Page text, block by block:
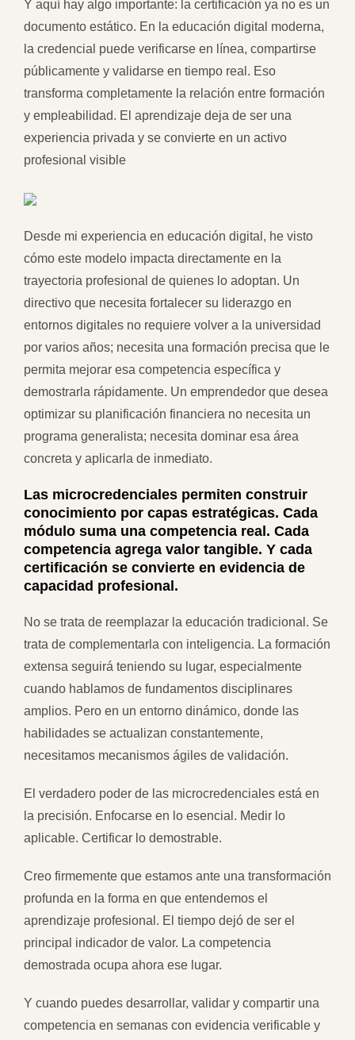
Y aquí hay algo importante: la certificación ya no es un
documento estático. En la educación digital moderna,
la credencial puede verificarse en línea, compartirse
públicamente y validarse en tiempo real. Eso
transforma completamente la relación entre formación
y empleabilidad. El aprendizaje deja de ser una
experiencia privada y se convierte en un activo
profesional visible
Desde mi experiencia en educación digital, he visto
cómo este modelo impacta directamente en la
trayectoria profesional de quienes lo adoptan. Un
directivo que necesita fortalecer su liderazgo en
entornos digitales no requiere volver a la universidad
por varios años; necesita una formación precisa que le
permita mejorar esa competencia específica y
demostrarla rápidamente. Un emprendedor que desea
optimizar su planificación financiera no necesita un
programa generalista; necesita dominar esa área
concreta y aplicarla de inmediato.
Las microcredenciales permiten construir
conocimiento por capas estratégicas. Cada
módulo suma una competencia real. Cada
competencia agrega valor tangible. Y cada
certificación se convierte en evidencia de
capacidad profesional.
No se trata de reemplazar la educación tradicional. Se
trata de complementarla con inteligencia. La formación
extensa seguirá teniendo su lugar, especialmente
cuando hablamos de fundamentos disciplinares
amplios. Pero en un entorno dinámico, donde las
habilidades se actualizan constantemente,
necesitamos mecanismos ágiles de validación.
El verdadero poder de las microcredenciales está en
la precisión. Enfocarse en lo esencial. Medir lo
aplicable. Certificar lo demostrable.
Creo firmemente que estamos ante una transformación
profunda en la forma en que entendemos el
aprendizaje profesional. El tiempo dejó de ser el
principal indicador de valor. La competencia
demostrada ocupa ahora ese lugar.
Y cuando puedes desarrollar, validar y compartir una
competencia en semanas con evidencia verificable y